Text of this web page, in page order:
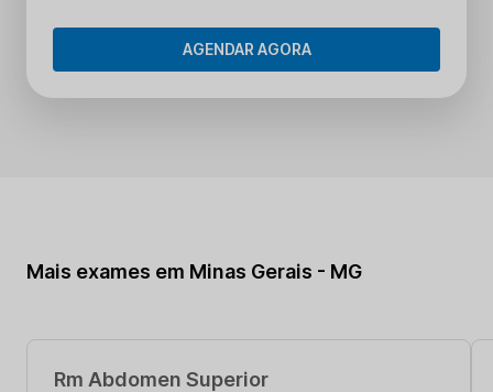
AGENDAR AGORA
Mais exames em Minas Gerais - MG
Rm Abdomen Superior